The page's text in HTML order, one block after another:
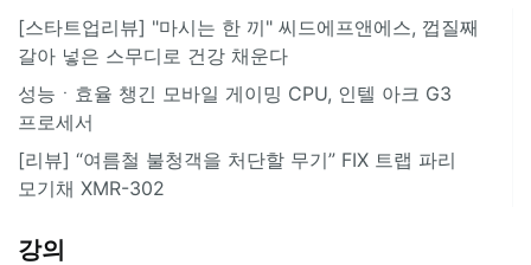
[스타트업리뷰] "마시는 한 끼" 씨드에프앤에스, 껍질째
갈아 넣은 스무디로 건강 채운다
성능ㆍ효율 챙긴 모바일 게이밍 CPU, 인텔 아크 G3
프로세서
[리뷰] “여름철 불청객을 처단할 무기” FIX 트랩 파리
모기채 XMR-302
강의